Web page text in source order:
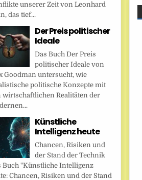
unserer Zeit von Leonhard
das tief...
Der Preis politischer
Ideale
Das Buch Der Preis
politischer Ideale von
Goodman untersucht, wie
politische Konzepte mit
wirtschaftlichen Realitäten der
Künstliche
Intelligenz heute
Chancen, Risiken und
der Stand der Technik
Buch "Künstliche Intelligenz
Chancen, Risiken und der Stand